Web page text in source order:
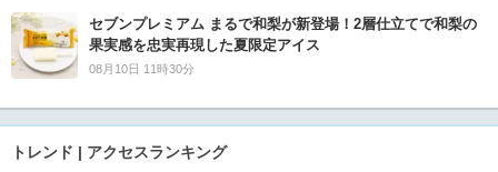
セブンプレミアム まるで和梨が新登場！2層仕立てで和梨の
果実感を忠実再現した夏限定アイス
08月10日 11時30分
トレンド | アクセスランキング